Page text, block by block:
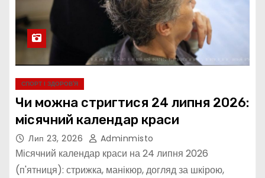
СПОРТ І ЗДОРОВ’Я
Чи можна стригтися 24 липня 2026:
місячний календар краси
Лип 23, 2026 Adminmisto
Місячний календар краси на 24 липня 2026
(п'ятниця): стрижка, манікюр, догляд за шкірою,